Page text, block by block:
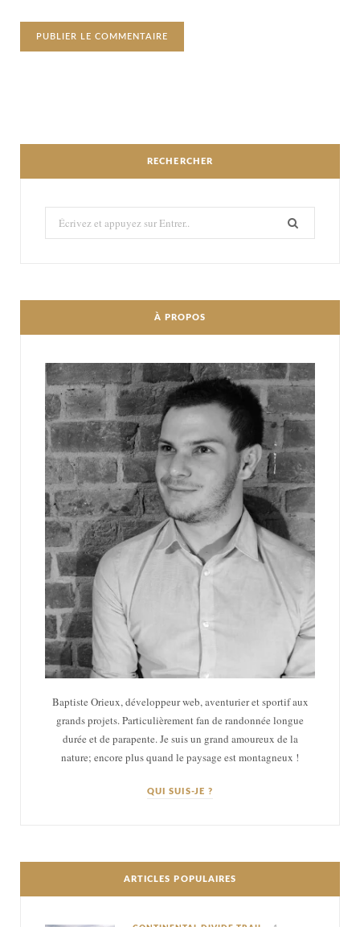
RECHERCHER
Recherché:
À PROPOS
Baptiste Orieux, développeur web, aventurier et sportif aux
grands projets. Particulièrement fan de randonnée longue
durée et de parapente. Je suis un grand amoureux de la
nature; encore plus quand le paysage est montagneux !
QUI SUIS-JE ?
ARTICLES POPULAIRES